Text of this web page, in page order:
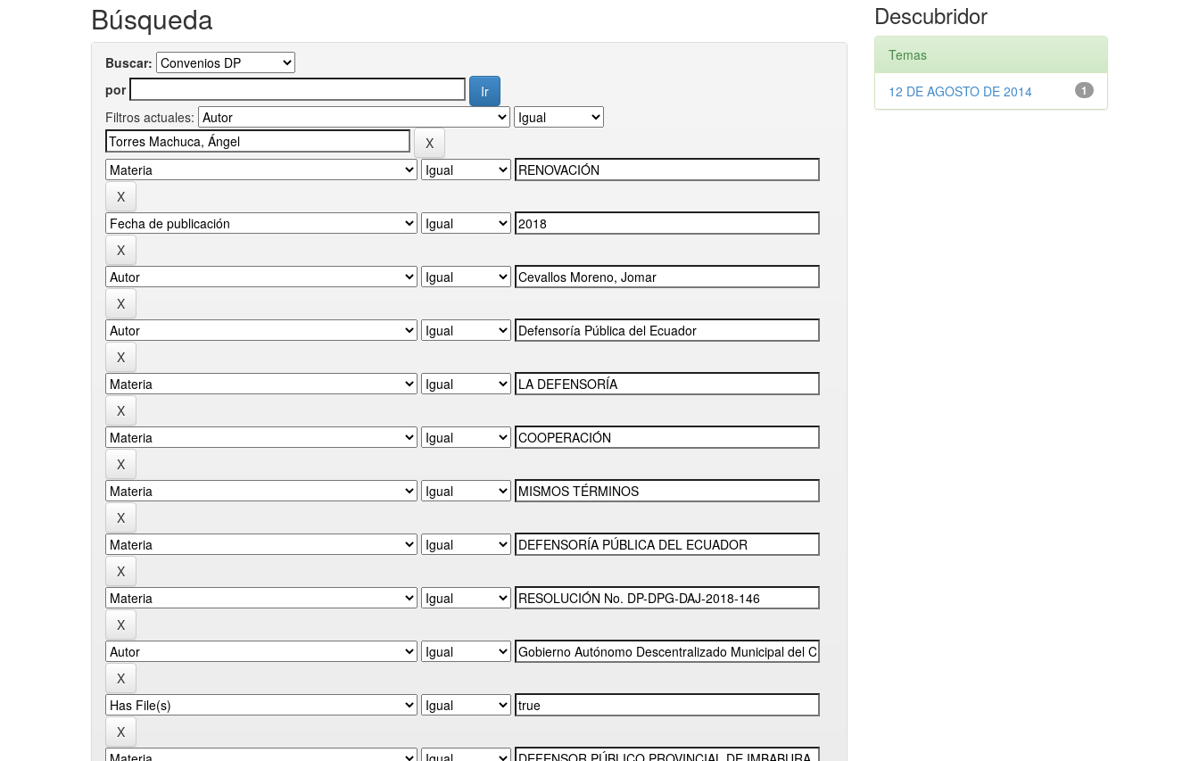
Búsqueda
Buscar:
por
Filtros actuales:
Descubridor
Temas
1
12 DE AGOSTO DE 2014